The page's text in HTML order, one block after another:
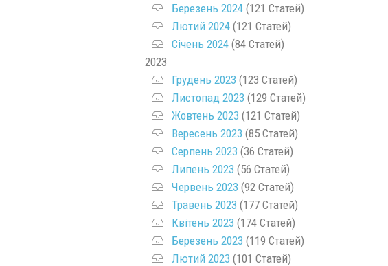
Березень 2024(121 Статей)
Лютий 2024(121 Статей)
Січень 2024(84 Статей)
2023
Грудень 2023 (123 Статей)
Листопад 2023 (129 Статей)
Жовтень 2023 (121 Статей)
Вересень 2023 (85 Статей)
Серпень 2023 (36 Статей)
Липень 2023 (56 Статей)
Червень 2023 (92 Статей)
Травень 2023 (177 Статей)
Квітень 2023 (174 Статей)
Березень 2023 (119 Статей)
Лютий 2023 (101 Статей)